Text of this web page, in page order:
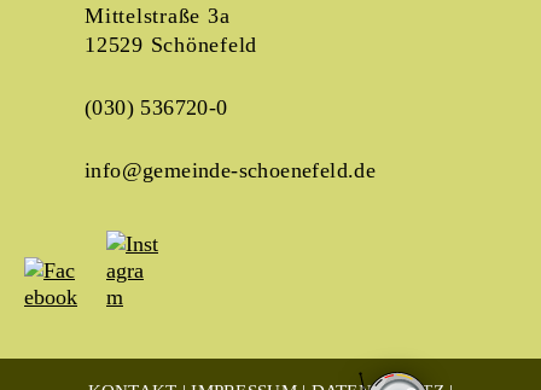
Mittelstraße 3a
12529 Schönefeld
(030) 536720-0
info@gemeinde-schoenefeld.de